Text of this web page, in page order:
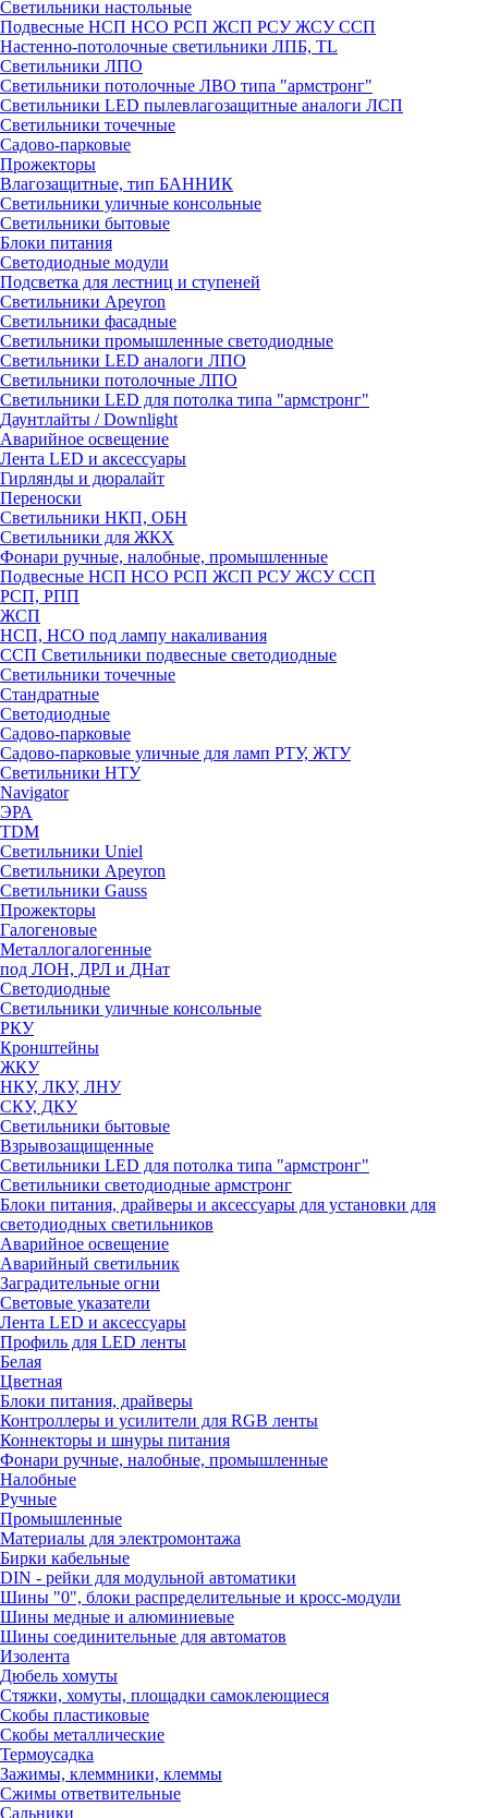
Светильники настольные
Подвесные НСП НСО РСП ЖСП РСУ ЖСУ ССП
Настенно-потолочные светильники ЛПБ, TL
Светильники ЛПО
Светильники потолочные ЛВО типа "армстронг"
Светильники LED пылевлагозащитные аналоги ЛСП
Светильники точечные
Садово-парковые
Прожекторы
Влагозащитные, тип БАННИК
Светильники уличные консольные
Светильники бытовые
Блоки питания
Светодиодные модули
Подсветка для лестниц и ступеней
Светильники Apeyron
Светильники фасадные
Светильники промышленные светодиодные
Светильники LED аналоги ЛПО
Светильники потолочные ЛПО
Светильники LED для потолка типа "армстронг"
Даунтлайты / Downlight
Аварийное освещение
Лента LED и аксессуары
Гирлянды и дюралайт
Переноски
Светильники НКП, ОБН
Светильники для ЖКХ
Фонари ручные, налобные, промышленные
Подвесные НСП НСО РСП ЖСП РСУ ЖСУ ССП
РСП, РПП
ЖСП
НСП, НСО под лампу накаливания
ССП Светильники подвесные светодиодные
Светильники точечные
Стандратные
Светодиодные
Садово-парковые
Садово-парковые уличные для ламп РТУ, ЖТУ
Светильники НТУ
Navigator
ЭРА
TDM
Светильники Uniel
Светильники Apeyron
Светильники Gauss
Прожекторы
Галогеновые
Металлогалогенные
под ЛОН, ДРЛ и ДНат
Светодиодные
Светильники уличные консольные
РКУ
Кронштейны
ЖКУ
НКУ, ЛКУ, ЛНУ
СКУ, ДКУ
Светильники бытовые
Взрывозащищенные
Светильники LED для потолка типа "армстронг"
Светильники светодиодные армстронг
Блоки питания, драйверы и аксессуары для установки для
светодиодных светильников
Аварийное освещение
Аварийный светильник
Заградительные огни
Световые указатели
Лента LED и аксессуары
Профиль для LED ленты
Белая
Цветная
Блоки питания, драйверы
Контроллеры и усилители для RGB ленты
Коннекторы и шнуры питания
Фонари ручные, налобные, промышленные
Налобные
Ручные
Промышленные
Материалы для электромонтажа
Бирки кабельные
DIN - рейки для модульной автоматики
Шины "0", блоки распределительные и кросс-модули
Шины медные и алюминиевые
Шины соединительные для автоматов
Изолента
Дюбель хомуты
Стяжки, хомуты, площадки самоклеющиеся
Скобы пластиковые
Скобы металлические
Термоусадка
Зажимы, клеммники, клеммы
Сжимы ответвительные
Сальники